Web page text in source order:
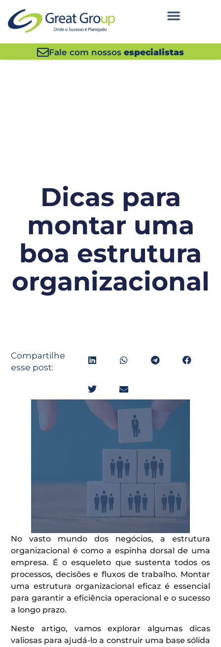
Fale com nossos especialistas
Dicas para
montar uma
boa estrutura
organizacional
Compartilhe
esse post:
No vasto mundo dos negócios, a estrutura
organizacional é como a espinha dorsal de uma
empresa. É o esqueleto que sustenta todos os
processos, decisões e fluxos de trabalho. Montar
uma estrutura organizacional eficaz é essencial
para garantir a eficiência operacional e o sucesso
a longo prazo.
Neste artigo, vamos explorar algumas dicas
valiosas para ajudá-lo a construir uma base sólida